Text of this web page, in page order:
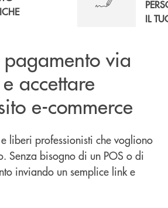
IL
via
accettare
e-commerce
liberi professionisti che vogliono
Senza bisogno di un POS o di
inviando un semplice link e